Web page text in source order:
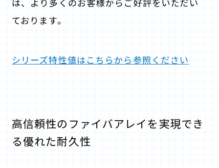
は、より多くのお客様からご好評をいただい
ております。
シリーズ特性値はこちらから参照ください
高信頼性のファイバアレイを実現でき
る優れた耐久性